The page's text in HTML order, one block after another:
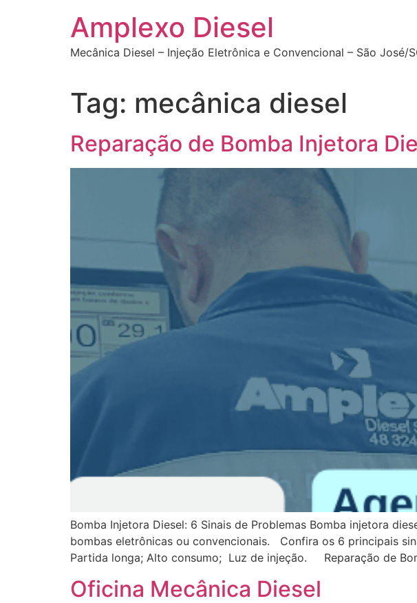
Amplexo Diesel
Mecânica Diesel – Injeção Eletrônica e Convencional – São José/
Tag: mecânica diesel
Reparação de Bomba Injetora
Bomba Injetora Diesel: 6 Sinais de Problemas Bomba injetora
bombas eletrônicas ou convencionais. Confira os 6 principais
Partida longa; Alto consumo; Luz de injeção. Reparação de
Oficina Mecânica Diesel